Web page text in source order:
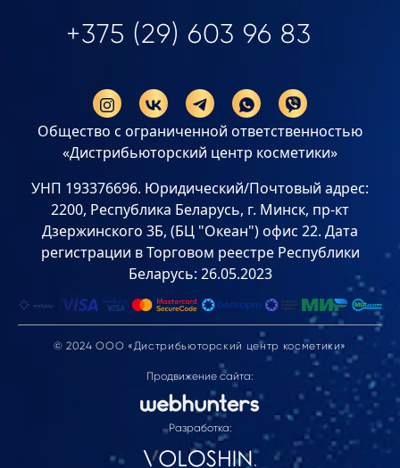
+375 (29) 603 96 83
Общество с ограниченной ответственностью
«Дистрибьюторский центр косметики»
УНП 193376696. Юридический/Почтовый адрес:
2200, Республика Беларусь, г. Минск, пр-кт
Дзержинского 3Б, (БЦ "Океан") офис 22. Дата
регистрации в Торговом реестре Республики
Беларусь: 26.05.2023
© 2024 ООО «Дистрибьюторский центр косметики»
Продвижение сайта:
Разработка: